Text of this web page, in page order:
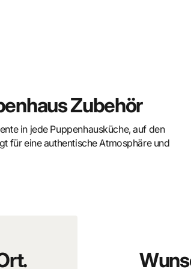
Zubehör
in jede Puppenhausküche, auf den
für eine authentische Atmosphäre und